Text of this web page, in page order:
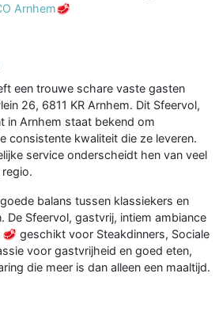
Arnhem🥩
een trouwe schare vaste gasten
26, 6811 KR Arnhem. Dit Sfeervol,
in Arnhem staat bekend om
consistente kwaliteit die ze leveren.
service onderscheidt hen van veel
balans tussen klassiekers en
De Sfeervol, gastvrij, intiem ambiance
geschikt voor Steakdinners, Sociale
voor gastvrijheid en goed eten,
die meer is dan alleen een maaltijd.